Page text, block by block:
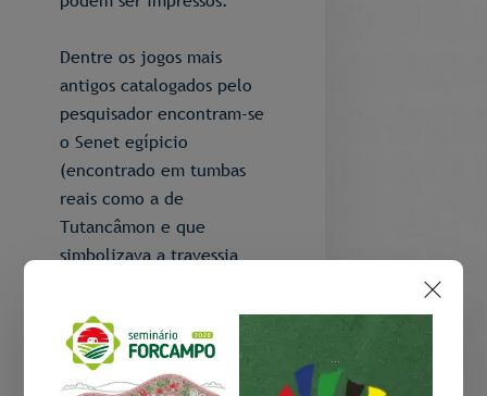
Dentre os jogos mais
antigos catalogados pelo
pesquisador encontram-se
o Senet egípicio
(encontrado em tumbas
reais como a de
Tutancâmon e que
simbolizava a travessia
de Ur mesopotâmico
(utilizado por nobres e
plebeus).
...